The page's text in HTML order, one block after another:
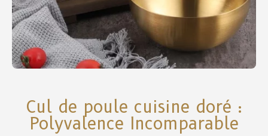
Cul de poule cuisine doré :
Polyvalence Incomparable